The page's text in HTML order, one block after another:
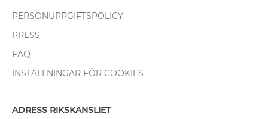
PERSONUPPGIFTSPOLICY
PRESS
FAQ
INSTÄLLNINGAR FÖR COOKIES
ADRESS RIKSKANSLIET